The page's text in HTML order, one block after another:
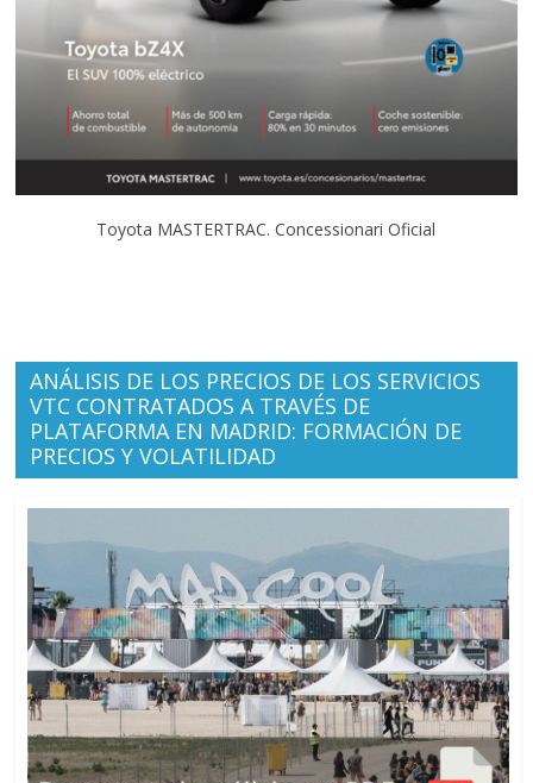
Toyota MASTERTRAC. Concessionari Oficial
ANÁLISIS DE LOS PRECIOS DE LOS SERVICIOS
VTC CONTRATADOS A TRAVÉS DE
PLATAFORMA EN MADRID: FORMACIÓN DE
PRECIOS Y VOLATILIDAD